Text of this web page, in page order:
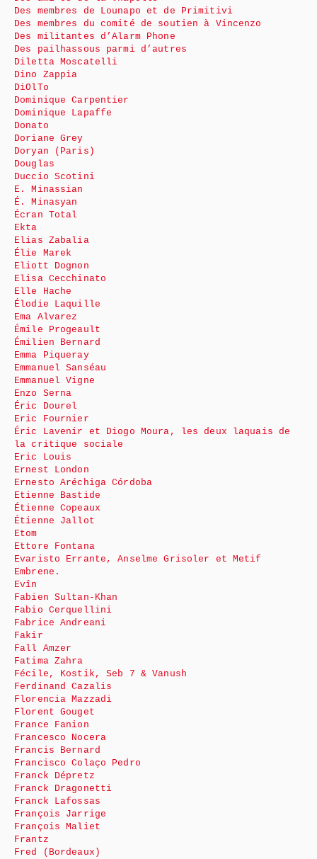
Des membres de Lounapo et de Primitivi
Des membres du comité de soutien à Vincenzo
Des militantes d’Alarm Phone
Des pailhassous parmi d’autres
Diletta Moscatelli
Dino Zappia
DiOlTo
Dominique Carpentier
Dominique Lapaffe
Donato
Doriane Grey
Doryan (Paris)
Douglas
Duccio Scotini
E. Minassian
É. Minasyan
Écran Total
Ekta
Elias Zabalia
Élie Marek
Eliott Dognon
Elisa Cecchinato
Elle Hache
Élodie Laquille
Ema Alvarez
Émile Progeault
Émilien Bernard
Emma Piqueray
Emmanuel Sanséau
Emmanuel Vigne
Enzo Serna
Éric Dourel
Eric Fournier
Éric Lavenir et Diogo Moura, les deux laquais de
la critique sociale
Eric Louis
Ernest London
Ernesto Aréchiga Córdoba
Etienne Bastide
Étienne Copeaux
Étienne Jallot
Etom
Ettore Fontana
Evaristo Errante, Anselme Grisoler et Metif
Embrene.
Evîn
Fabien Sultan-Khan
Fabio Cerquellini
Fabrice Andreani
Fakir
Fall Amzer
Fatima Zahra
Fécile, Kostik, Seb 7 & Vanush
Ferdinand Cazalis
Florencia Mazzadi
Florent Gouget
France Fanion
Francesco Nocera
Francis Bernard
Francisco Colaço Pedro
Franck Dépretz
Franck Dragonetti
Franck Lafossas
François Jarrige
François Maliet
Frantz
Fred (Bordeaux)